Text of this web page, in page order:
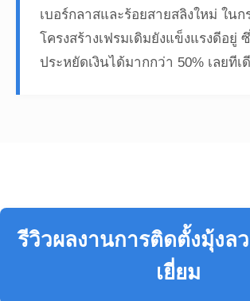
เบอร์กลาสและร้อยสายสลิงใหม่ ใน
โครงสร้างเฟรมเดิมยังแข็งแรงดีอยู่
ประหยัดเงินได้มากกว่า 50% เลยทีเ
รีวิวผลงานการติดตั้งมุ้ง
เยี่ยม